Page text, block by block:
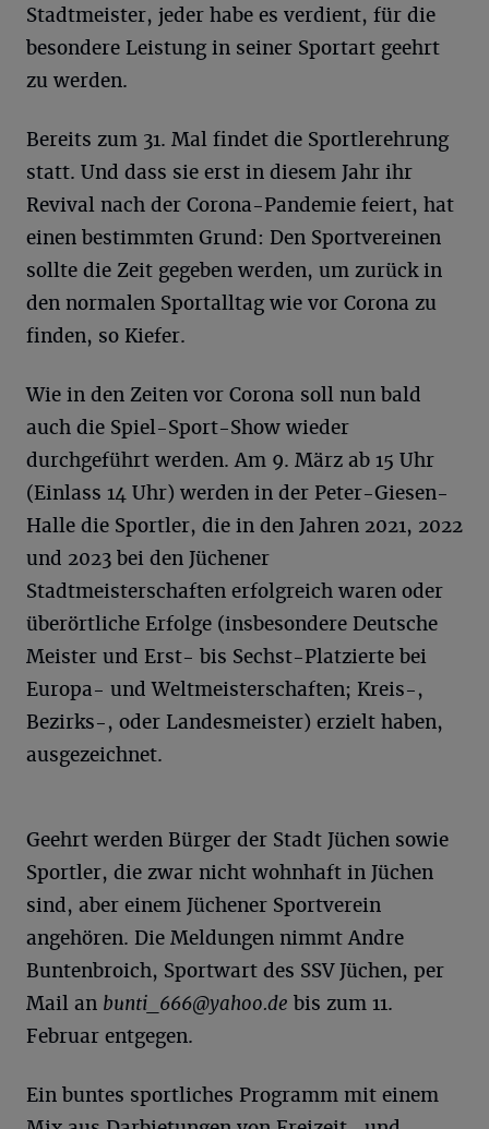
Stadtmeister, jeder habe es verdient, für die
besondere Leistung in seiner Sportart geehrt
zu werden.
Bereits zum 31. Mal findet die Sportlerehrung
statt. Und dass sie erst in diesem Jahr ihr
Revival nach der Corona-Pandemie feiert, hat
einen bestimmten Grund: Den Sportvereinen
sollte die Zeit gegeben werden, um zurück in
den normalen Sportalltag wie vor Corona zu
finden, so Kiefer.
Wie in den Zeiten vor Corona soll nun bald
auch die Spiel-Sport-Show wieder
durchgeführt werden. Am 9. März ab 15 Uhr
(Einlass 14 Uhr) werden in der Peter-Giesen-
Halle die Sportler, die in den Jahren 2021, 2022
und 2023 bei den Jüchener
Stadtmeisterschaften erfolgreich waren oder
überörtliche Erfolge (insbesondere Deutsche
Meister und Erst- bis Sechst-Platzierte bei
Europa- und Weltmeisterschaften; Kreis-,
Bezirks-, oder Landesmeister) erzielt haben,
ausgezeichnet.
Geehrt werden Bürger der Stadt Jüchen sowie
Sportler, die zwar nicht wohnhaft in Jüchen
sind, aber einem Jüchener Sportverein
angehören. Die Meldungen nimmt Andre
Buntenbroich, Sportwart des SSV Jüchen, per
Mail an bunti_666@yahoo.de bis zum 11.
Februar entgegen.
Ein buntes sportliches Programm mit einem